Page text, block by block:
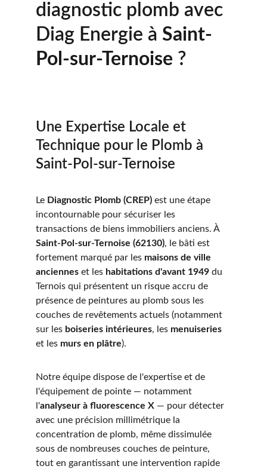
diagnostic plomb avec
Diag Energie à Saint-
Pol-sur-Ternoise ?
Une Expertise Locale et
Technique pour le Plomb à
Saint-Pol-sur-Ternoise
Le Diagnostic Plomb (CREP) est une étape
incontournable pour sécuriser les
transactions de biens immobiliers anciens. À
Saint-Pol-sur-Ternoise (62130), le bâti est
fortement marqué par les maisons de ville
anciennes et les habitations d'avant 1949 du
Ternois qui présentent un risque accru de
présence de peintures au plomb sous les
couches de revêtements actuels (notamment
sur les boiseries intérieures, les menuiseries
et les murs en plâtre).
Notre équipe dispose de l'expertise et de
l'équipement de pointe — notamment
l'analyseur à fluorescence X — pour détecter
avec une précision millimétrique la
concentration de plomb, même dissimulée
sous de nombreuses couches de peinture,
tout en garantissant une intervention rapide